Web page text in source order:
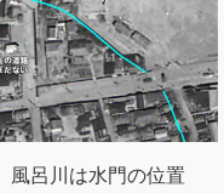
風呂川は水門の位置